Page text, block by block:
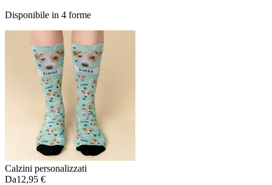
Disponibile in 4 forme
Calzini personalizzati
Da12,95 €